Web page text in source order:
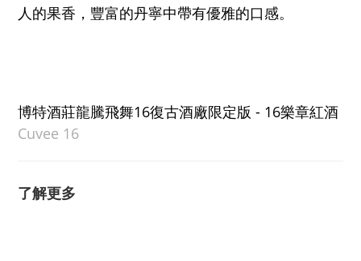
人的果香，豐富的丹寧中帶有優雅的口感。
博特酒莊龍騰飛舞16復古酒廠限定版 - 16樂章紅酒
Cuvee 16
了解更多